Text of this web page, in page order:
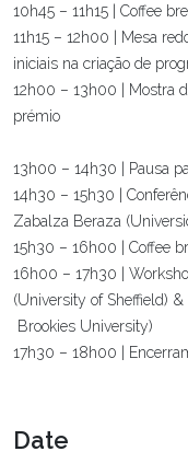
10h45 – 11h15 | Coffee
11h15 – 12h00 | Mesa
iniciais na criação de
12h00 – 13h00 | Mostra
prémio
13h00 – 14h30 | Pausa
14h30 – 15h30 |
Zabalza Beraza
15h30 – 16h00 | Coffee
16h00 – 17h30 |
(University of
Brookies University)
17h30 – 18h00 |
Date